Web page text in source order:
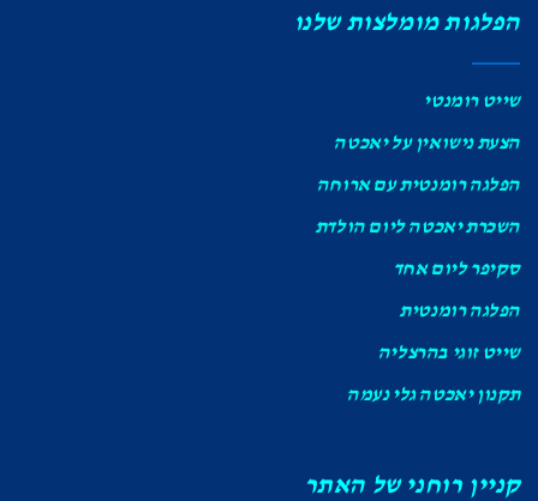
הפלגות מומלצות שלנו
שייט רומנטי
הצעת נישואין על יאכטה
הפלגה רומנטית עם ארוחה
השכרת יאכטה ליום הולדת
סקיפר ליום אחד
הפלגה רומנטית
שייט זוגי בהרצליה
תקנון יאכטה גלי נעמה
קניין רוחני של האתר